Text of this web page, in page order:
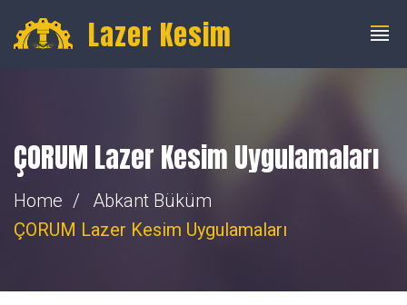
info@fibercnclazer.com
Lazer Kesim
ÇORUM Lazer Kesim Uygulamaları
Home
Abkant Büküm
ÇORUM Lazer Kesim Uygulamaları